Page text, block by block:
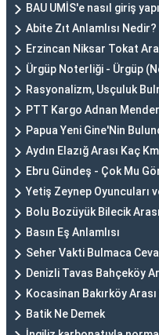
BAU UMİS'e nasıl giriş
Abite Zıt Anlamlısı Nedir?
Erzincan Niksar Tokat
Ürgüp Noterliği - Ürgüp
Rasyonalizm, Usçuluk
PTT Kargo Adnan
Papua Yeni Gine'Nin
Aydın Elazığ Arası Kaç Km
Ebru Gündeş - Çok Mu
Yetiş Zeynep Oyuncuları
Bolu Bozüyük Bilecik
Basın Eş Anlamlısı
Seher Vakti Bulmaca
Denizli Tavas Bahçeköy
Kocasinan Bakırköy
Batik Ne Demek